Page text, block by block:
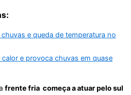
e queda de temperatura no
e provoca chuvas em quase
frente fria começa a atuar pelo sul